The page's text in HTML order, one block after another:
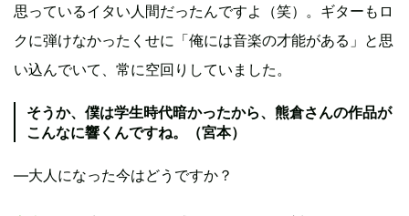
思っているイタい人間だったんですよ（笑）。ギターもロ
クに弾けなかったくせに「俺には音楽の才能がある」と思
い込んでいて、常に空回りしていました。
そうか、僕は学生時代暗かったから、熊倉さんの作品が
こんなに響くんですね。（宮本）
—大人になった今はどうですか？